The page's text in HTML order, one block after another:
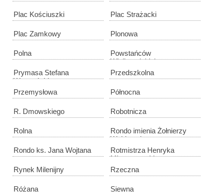
Plac Kościuszki Plac Strażacki
Plac Zamkowy Plonowa
Polna
Powstańców
Wielkopolskich
Prymasa Stefana
Wyszyńskiego
Przedszkolna
Przemysłowa Północna
R. Dmowskiego Robotnicza
Rolna
Rondo imienia Żołnierzy
Wyklętych
Rondo ks. Jana Wojtana
Rotmistrza Henryka
Mieroszewskiego
Rynek Milenijny
Rzeczna
Różana Siewna